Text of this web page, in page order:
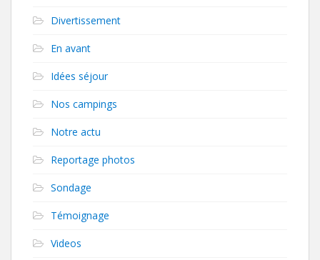
Divertissement
En avant
Idées séjour
Nos campings
Notre actu
Reportage photos
Sondage
Témoignage
Videos